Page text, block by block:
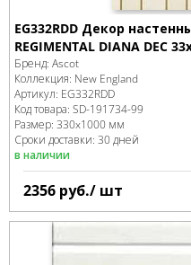
EG332RDD Декор
REGIMENTAL DIANA DEC
Бренд: Ascot
Коллекция: New England
Артикул: EG332RDD
Код товара: SD-191734-99
Размер: 330x1000 мм
Сроки доставки: 30 дней
в наличии
2356 руб./ шт